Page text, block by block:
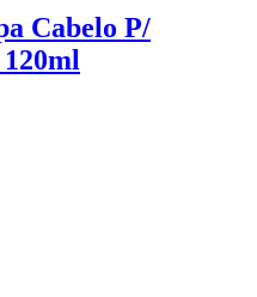
Cabelo P/